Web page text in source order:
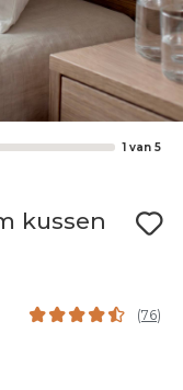
1 van 5
kussen
(76)